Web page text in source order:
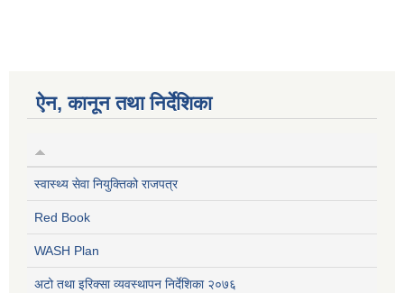
ऐन, कानून तथा निर्देशिका
स्वास्थ्य सेवा नियुक्तिको राजपत्र
Red Book
WASH Plan
अटो तथा इरिक्सा व्यवस्थापन निर्देशिका २०७६